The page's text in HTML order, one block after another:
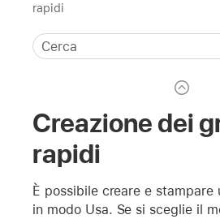
rapidi
Creazione dei
rapidi
È possibile creare e
in modo Usa. Se si sceglie il